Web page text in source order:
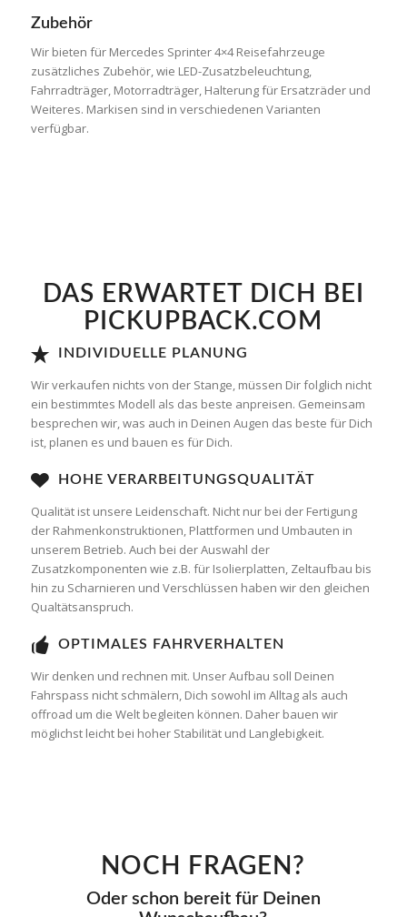
Zubehör
Wir bieten für Mercedes Sprinter 4×4 Reisefahrzeuge
zusätzliches Zubehör, wie LED-Zusatzbeleuchtung,
Fahrradträger, Motorradträger, Halterung für Ersatzräder und
Weiteres. Markisen sind in verschiedenen Varianten
verfügbar.
DAS ERWARTET DICH BEI
PICKUPBACK.COM
INDIVIDUELLE PLANUNG
Wir verkaufen nichts von der Stange, müssen Dir folglich nicht
ein bestimmtes Modell als das beste anpreisen. Gemeinsam
besprechen wir, was auch in Deinen Augen das beste für Dich
ist, planen es und bauen es für Dich.
HOHE VERARBEITUNGSQUALITÄT
Qualität ist unsere Leidenschaft. Nicht nur bei der Fertigung
der Rahmenkonstruktionen, Plattformen und Umbauten in
unserem Betrieb. Auch bei der Auswahl der
Zusatzkomponenten wie z.B. für Isolierplatten, Zeltaufbau bis
hin zu Scharnieren und Verschlüssen haben wir den gleichen
Qualtätsanspruch.
OPTIMALES FAHRVERHALTEN
Wir denken und rechnen mit. Unser Aufbau soll Deinen
Fahrspass nicht schmälern, Dich sowohl im Alltag als auch
offroad um die Welt begleiten können. Daher bauen wir
möglichst leicht bei hoher Stabilität und Langlebigkeit.
NOCH FRAGEN?
Oder schon bereit für Deinen